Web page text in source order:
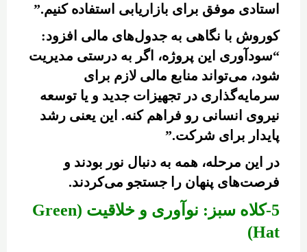
استادی موفق برای بازاریابی استفاده کنیم.”
کوروش با نگاهی به جدول‌های مالی افزود:
“سودآوری این پروژه، اگر به درستی مدیریت
شود، می‌تواند منابع مالی لازم برای
سرمایه‌گذاری در تجهیزات جدید و یا توسعه
نیروی انسانی رو فراهم کنه. این یعنی رشد
پایدار برای شرکت.”
در این مرحله، همه به دنبال نور بودند و
فرصت‌های پنهان را جستجو می‌کردند.
5-کلاه سبز: نوآوری و خلاقیت (Green
Hat)